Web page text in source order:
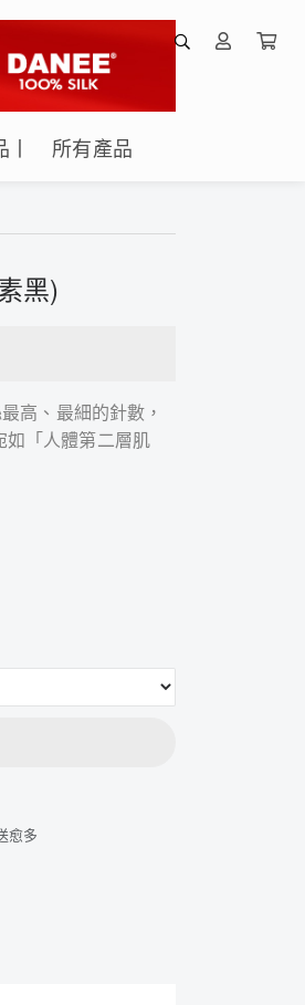
所有產品
黑)
高、最細的針數，
如「人體第二層肌
愈多